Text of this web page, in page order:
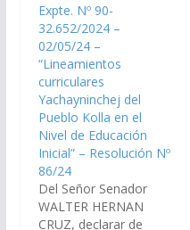
Expte. Nº 90-
32.652/2024 –
02/05/24 –
“Lineamientos
curriculares
Yachayninchej del
Pueblo Kolla en el
Nivel de Educación
Inicial” – Resolución Nº
86/24
Del Señor Senador
WALTER HERNAN
CRUZ, declarar de